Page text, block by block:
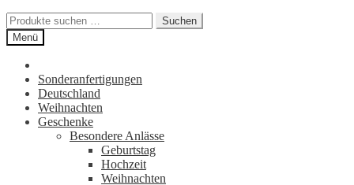
Suchen
nach:
Suchen
Menü
Sonderanfertigungen
Deutschland
Weihnachten
Geschenke
Besondere Anlässe
Geburtstag
Hochzeit
Weihnachten